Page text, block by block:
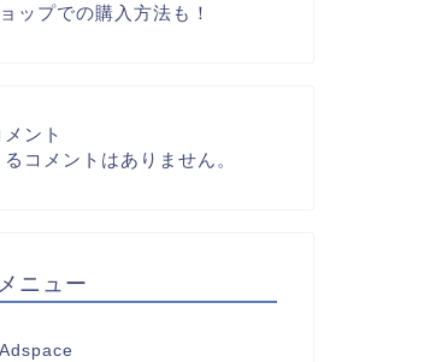
ップでの購入方法も！
ント
コメントはありません。
ニュー